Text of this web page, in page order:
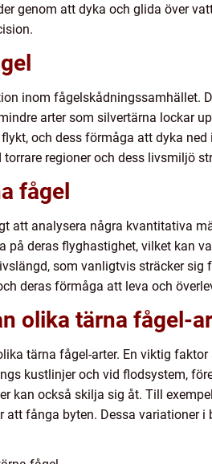
genom att dyka och glida över
inom fågelskådningssamhället.
arter som silvertärna lockar
och dess förmåga att dyka
regioner och dess livsmiljö
fågel
att analysera några kvantitativa
på deras flyghastighet, vilket kan
som vanligtvis sträcker
deras förmåga att leva och
olika tärna fågel-
tärna fågel-arter. En viktig
kustlinjer och vid flodsystem,
kan också skilja sig åt. Till
fånga byten. Dessa variationer i